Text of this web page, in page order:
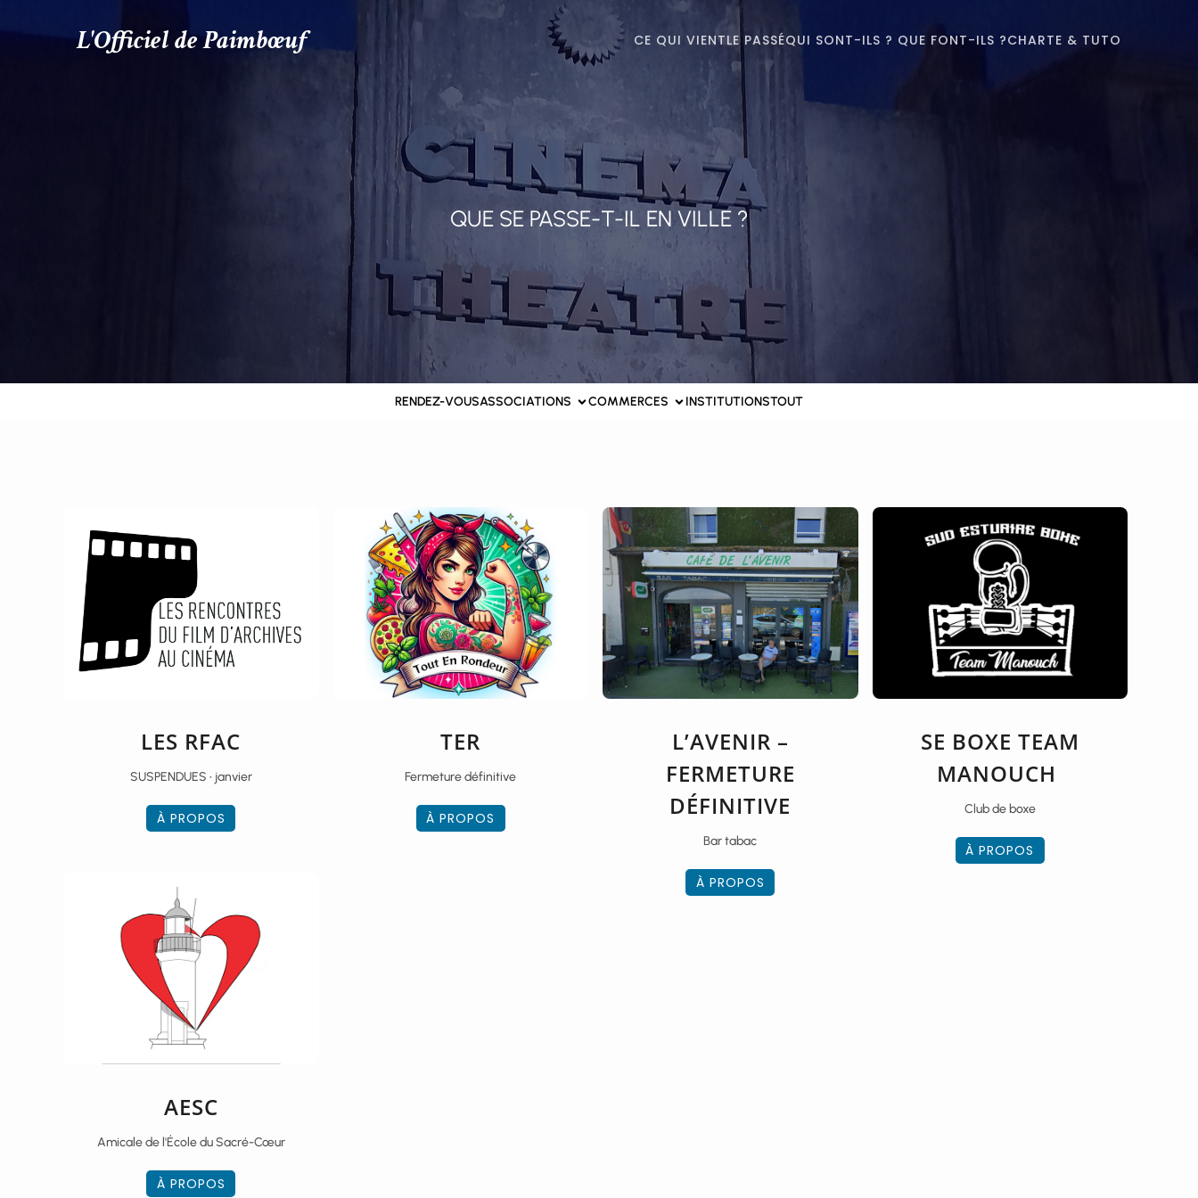
L'Officiel de Paimbœuf CE QUI VIENTLE PASSÉQUI SONT-ILS ? QUE FONT-ILS ?CHARTE & TUTO
QUE SE PASSE-T-IL EN VILLE ?
RENDEZ-VOUSASSOCIATIONS COMMERCES INSTITUTIONSTOUT
LES RFAC
SUSPENDUES • janvier
À PROPOS
TER
Fermeture définitive
À PROPOS
L’AVENIR –
FERMETURE
DÉFINITIVE
Bar tabac
À PROPOS
SE BOXE TEAM
MANOUCH
Club de boxe
À PROPOS
AESC
Amicale de l'École du Sacré-Cœur
À PROPOS